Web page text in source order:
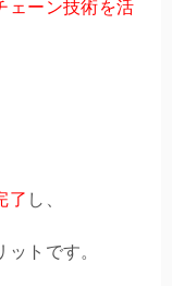
ェーン技術を活
了 し、
ットです。